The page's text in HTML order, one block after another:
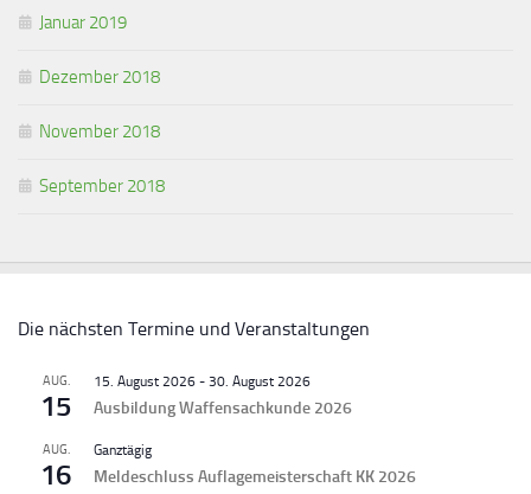
Januar 2019
Dezember 2018
November 2018
September 2018
Die nächsten Termine und Veranstaltungen
AUG.
15
15. August 2026 - 30. August 2026
Ausbildung Waffensachkunde 2026
AUG.
16
Ganztägig
Meldeschluss Auflagemeisterschaft KK 2026